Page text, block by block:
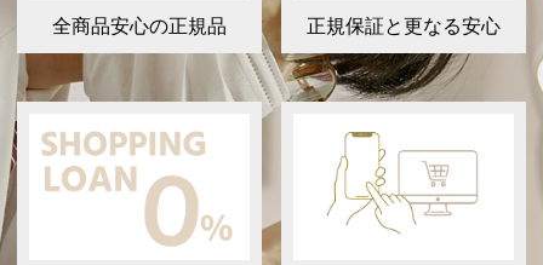
全商品安心の正規品 正規保証と更なる安心